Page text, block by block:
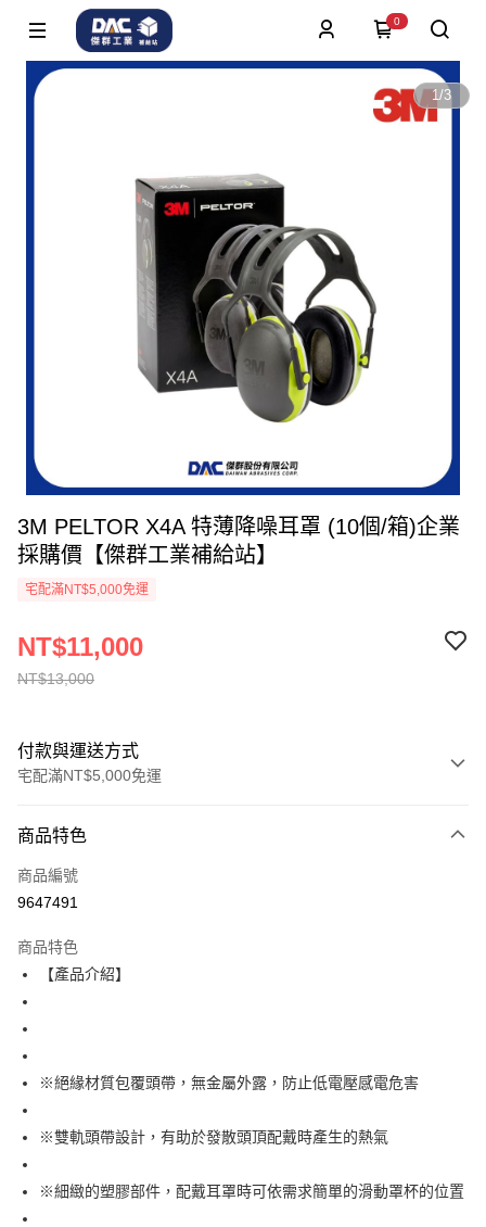
0
1/3
3M PELTOR X4A 特薄降噪耳罩 (10個/箱)企業
採購價【傑群工業補給站】
宅配滿NT$5,000免運
NT$13,000
NT$11,000
付款與運送方式
宅配滿NT$5,000免運
信用卡一次付款
超商取貨付款
Apple Pay
街口支付
每筆NT$60
付款後全家取貨
每筆NT$60
商品特色
商品編號
9647491
商品特色
【產品介紹】
※絕緣材質包覆頭帶，無金屬外露，防止低電壓感電危害
※雙軌頭帶設計，有助於發散頭頂配戴時產生的熱氣
※細緻的塑膠部件，配戴耳罩時可依需求簡單的滑動罩杯的位置